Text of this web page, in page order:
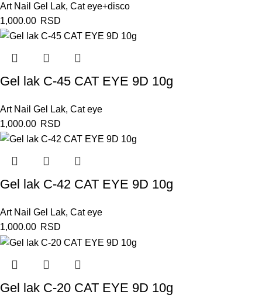
Art Nail Gel Lak, Cat eye+disco
1,000.00 RSD
Gel lak C-45 CAT EYE 9D 10g
Art Nail Gel Lak, Cat eye
1,000.00 RSD
Gel lak C-42 CAT EYE 9D 10g
Art Nail Gel Lak, Cat eye
1,000.00 RSD
Gel lak C-20 CAT EYE 9D 10g